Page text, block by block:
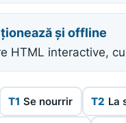
și offline
HTML interactive,
T1 Se nourrir T2 La